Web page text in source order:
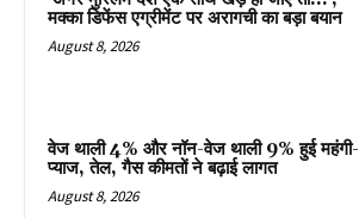
मक्का डिफेंस एग्रीमेंट पर अरागची का बड़ा बयान
August 8, 2026
वेज थाली 4% और नॉन-वेज थाली 9% हुई महंगी-
प्याज, तेल, गैस कीमतों ने बढ़ाई लागत
August 8, 2026